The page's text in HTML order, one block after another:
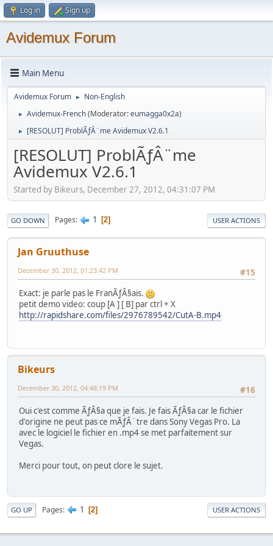
Log in Sign up
Avidemux Forum
Main Menu
Avidemux Forum ► Non-English
► Avidemux-French(Moderator:eumagga0x2a)
► [RESOLUT] ProblÃƒÂ¨me Avidemux V2.6.1
[RESOLUT] ProblÃƒÂ¨me
Avidemux V2.6.1
Started by Bikeurs, December 27, 2012, 04:31:07 PM
GO DOWN Pages 1 2 USER ACTIONS
Jan Gruuthuse
#15
December 30, 2012, 01:23:42 PM
Exact: je parle pas le FranÃƒÂ§ais.
petit demo video: coup [A ] [ B] par ctrl + X
http://rapidshare.com/files/2976789542/CutA-B.mp4
Bikeurs
#16
December 30, 2012, 04:48:19 PM
Oui c'est comme ÃƒÂ§a que je fais. Je fais ÃƒÂ§a car le fichier
d'origine ne peut pas ce mÃƒÂ¨tre dans Sony Vegas Pro. La
avec le logiciel le fichier en .mp4 se met parfaitement sur
Vegas.
Merci pour tout, on peut clore le sujet.
GO UP Pages 1 2 USER ACTIONS